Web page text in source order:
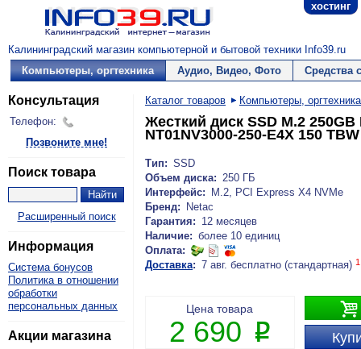
хостинг
Калининградский магазин компьютерной и бытовой техники Info39.ru
Компьютеры, оргтехника
Аудио, Видео, Фото Средства
Консультация
Телефон:
Позвоните мне!
Поиск товара
Расширенный поиск
Информация
Система бонусов
Политика в отношении
обработки
персональных данных
Акции магазина
Каталог товаров Компьютеры, оргтехника
Жесткий диск SSD M.2 250GB
NT01NV3000-250-E4X 150 TBW
Тип: SSD
Объем диска: 250 ГБ
Интерфейс:
M.2, PCI Express X4 NVMe
Бренд:
Netac
Гарантия: 12 месяцев
Наличие: более 10 единиц
Оплата:
Доставка: 7 авг. бесплатно (стандартная) 1

Цена товара
2 690 P